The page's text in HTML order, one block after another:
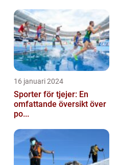
16 januari 2024
Sporter för tjejer: En
omfattande översikt över
po...